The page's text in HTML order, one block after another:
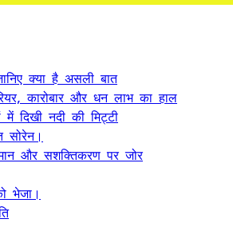
क्या है असली बात
कारोबार और धन लाभ का हाल
दिखी नदी की मिट्टी
सोरेन।
और सशक्तिकरण पर जोर
भेजा।